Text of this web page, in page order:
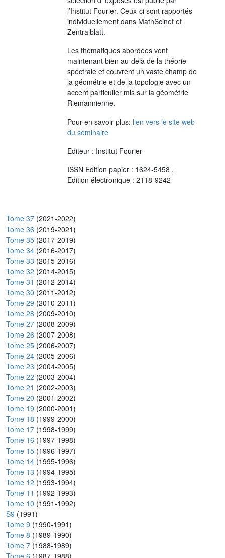
l’Institut Fourier. Ceux-ci sont rapportés
individuellement dans MathScinet et
Zentralblatt.
Les thématiques abordées vont
maintenant bien au-delà de la théorie
spectrale et couvrent un vaste champ de
la géométrie et de la topologie avec un
accent particulier mis sur la géométrie
Riemannienne.
Pour en savoir plus: lien vers le site web
du séminaire
Editeur : Institut Fourier
ISSN Edition papier : 1624-5458 ,
Edition électronique : 2118-9242
Tome 37 (2021-2022)
Tome 36 (2019-2021)
Tome 35 (2017-2019)
Tome 34 (2016-2017)
Tome 33 (2015-2016)
Tome 32 (2014-2015)
Tome 31 (2012-2014)
Tome 30 (2011-2012)
Tome 29 (2010-2011)
Tome 28 (2009-2010)
Tome 27 (2008-2009)
Tome 26 (2007-2008)
Tome 25 (2006-2007)
Tome 24 (2005-2006)
Tome 23 (2004-2005)
Tome 22 (2003-2004)
Tome 21 (2002-2003)
Tome 20 (2001-2002)
Tome 19 (2000-2001)
Tome 18 (1999-2000)
Tome 17 (1998-1999)
Tome 16 (1997-1998)
Tome 15 (1996-1997)
Tome 14 (1995-1996)
Tome 13 (1994-1995)
Tome 12 (1993-1994)
Tome 11 (1992-1993)
Tome 10 (1991-1992)
S9 (1991)
Tome 9 (1990-1991)
Tome 8 (1989-1990)
Tome 7 (1988-1989)
Tome 6 (1987-1988)